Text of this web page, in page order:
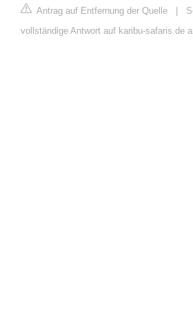
Antrag auf Entfernung der Quelle
vollständige Antwort auf karibu-safaris.de